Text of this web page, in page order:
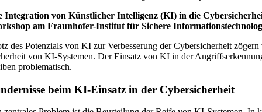
Integration von Künstlicher Intelligenz (KI) in die
am Fraunhofer-Institut für Sichere
des Potenzials von KI zur Verbesserung der Cybersicherheit
von KI-Systemen. Der Einsatz von KI in der
problematisch.
beim KI-Einsatz in der Cybersicherheit